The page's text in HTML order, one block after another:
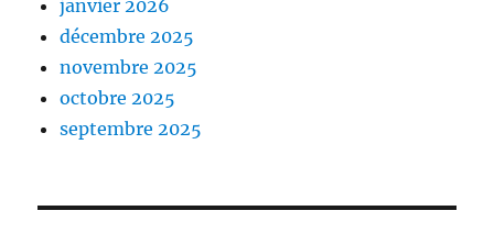
janvier 2026
décembre 2025
novembre 2025
octobre 2025
septembre 2025